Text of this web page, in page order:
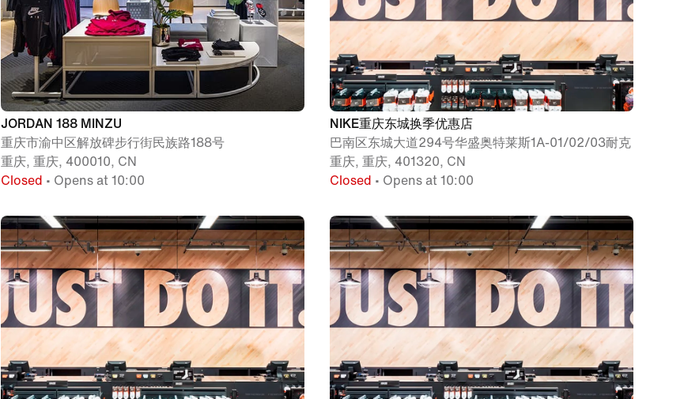
JORDAN 188 MINZU
重庆市渝中区解放碑步行街民族路188号
重庆, 重庆, 400010, CN
Closed • Opens at 10:00
NIKE重庆东城换季优惠店
巴南区东城大道294号华盛奥特莱斯1A-01/02/03耐克
重庆, 重庆, 401320, CN
Closed • Opens at 10:00